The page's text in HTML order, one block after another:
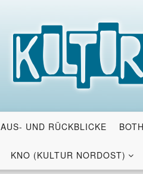
AUS- UND RÜCKBLICKE
KNO (KULTUR NORDOST)